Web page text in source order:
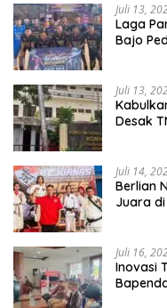
Juli 13,
Laga
Bajo
Juli 13,
Desak
Juli 14,
Berlian
Juara
Juli 16,
Inovasi